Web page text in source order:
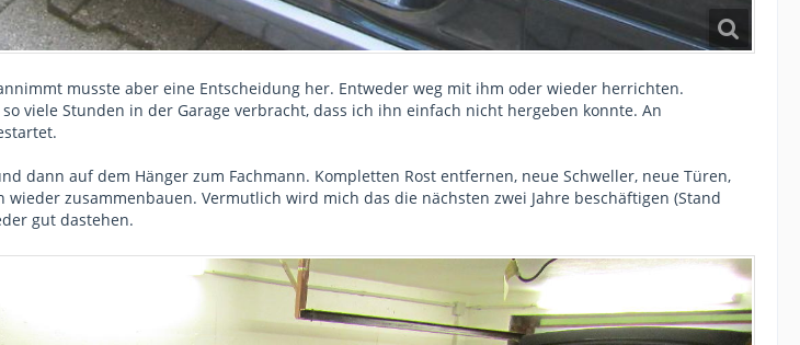
musste aber eine Entscheidung her. Entweder weg mit ihm oder wieder herrichten.
viele Stunden in der Garage verbracht, dass ich ihn einfach nicht hergeben konnte. An
dann auf dem Hänger zum Fachmann. Kompletten Rost entfernen, neue Schweller, neue Türen,
wieder zusammenbauen. Vermutlich wird mich das die nächsten zwei Jahre beschäftigen (Stand
gut dastehen.